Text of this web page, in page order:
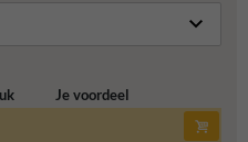
Je voordeel